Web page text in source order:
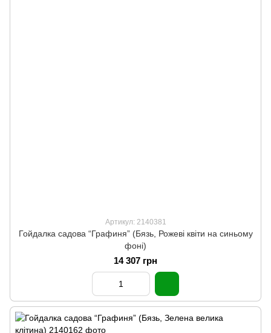
Артикул: 2140381
Гойдалка садова “Графиня” (Бязь, Рожеві квіти на синьому
фоні)
14 307 грн